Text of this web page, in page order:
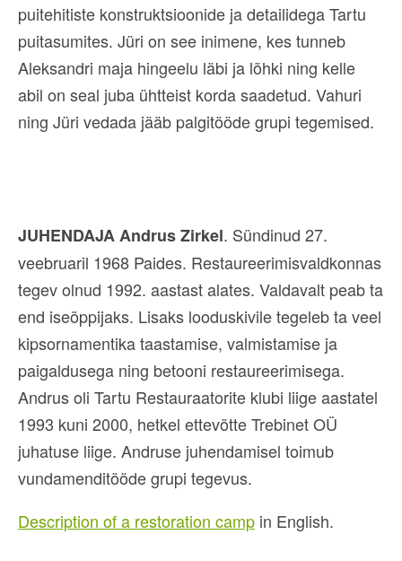
puitehitiste konstruktsioonide ja detailidega Tartu
puitasumites. Jüri on see inimene, kes tunneb
Aleksandri maja hingeelu läbi ja lõhki ning kelle
abil on seal juba ühtteist korda saadetud. Vahuri
ning Jüri vedada jääb palgitööde grupi tegemised.
JUHENDAJA Andrus Zirkel. Sündinud 27.
veebruaril 1968 Paides. Restaureerimisvaldkonnas
tegev olnud 1992. aastast alates. Valdavalt peab ta
end iseõppijaks. Lisaks looduskivile tegeleb ta veel
kipsornamentika taastamise, valmistamise ja
paigaldusega ning betooni restaureerimisega.
Andrus oli Tartu Restauraatorite klubi liige aastatel
1993 kuni 2000, hetkel ettevõtte Trebinet OÜ
juhatuse liige. Andruse juhendamisel toimub
vundamenditööde grupi tegevus.
Description of a restoration camp in English.